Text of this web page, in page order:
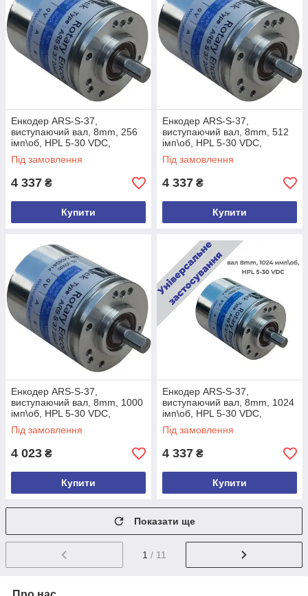
Енкодер ARS-S-37,
виcтупаючий вал, 8mm, 256
імп\об, HPL 5-30 VDC,
A,/A,B,/B,Z,/Z, кабель 3м,
задній
Під замовлення
4 337 ₴
Купити
Енкодер ARS-S-37,
виcтупаючий вал, 8mm, 512
імп\об, HPL 5-30 VDC,
A,/A,B,/B,Z,/Z, кабель 3м,
задній
Під замовлення
4 337 ₴
Купити
Енкодер ARS-S-37,
виcтупаючий вал, 8mm, 1000
імп\об, HPL 5-30 VDC,
A,/A,B,/B,Z,/Z, кабель 3м,
задній
Під замовлення
4 023 ₴
Купити
Енкодер ARS-S-37,
виcтупаючий вал, 8mm, 1024
імп\об, HPL 5-30 VDC,
A,/A,B,/B,Z,/Z, кабель 3м,
задній
Під замовлення
4 337 ₴
Купити
Показати ще
1 / 11